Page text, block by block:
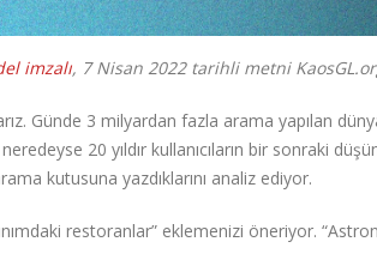
imzalı, 7 Nisan 2022 tarihli metni
Günde 3 milyardan fazla arama yapılan
20 yıldır kullanıcıların bir sonraki
kutusuna yazdıklarını analiz ediyor.
restoranlar” eklemenizi öneriyor.